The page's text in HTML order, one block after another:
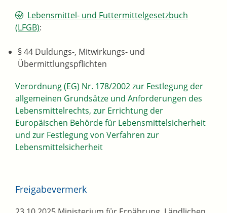
Lebensmittel- und Futtermittelgesetzbuch
(LFGB):
§ 44 Duldungs-, Mitwirkungs- und
Übermittlungspflichten
Verordnung (EG) Nr. 178/2002 zur Festlegung der
allgemeinen Grundsätze und Anforderungen des
Lebensmittelrechts, zur Errichtung der
Europäischen Behörde für Lebensmittelsicherheit
und zur Festlegung von Verfahren zur
Lebensmittelsicherheit
Freigabevermerk